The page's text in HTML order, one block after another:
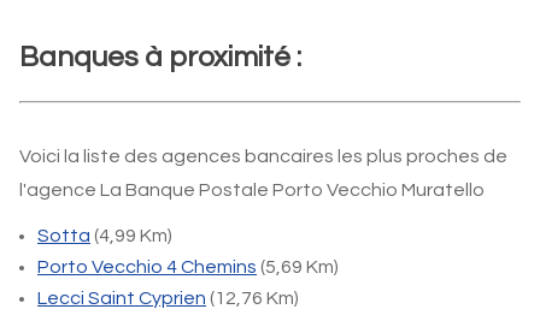
Banques à proximité :
Voici la liste des agences bancaires les plus proches de
l'agence La Banque Postale Porto Vecchio Muratello
Sotta (4,99 Km)
Porto Vecchio 4 Chemins (5,69 Km)
Lecci Saint Cyprien (12,76 Km)